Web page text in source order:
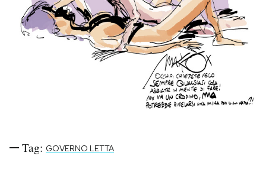
I MIEI PREFERITI
Tag: GOVERNO LETTA